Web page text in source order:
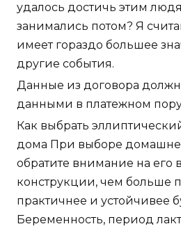
удалось достичь этим
занимались потом? Я
имеет гораздо большее
другие события.
Данные из договора
данными в платежном
Как выбрать
дома При выборе
обратите внимание на его
конструкции, чем больше
практичнее и устойчивее
Беременность, период